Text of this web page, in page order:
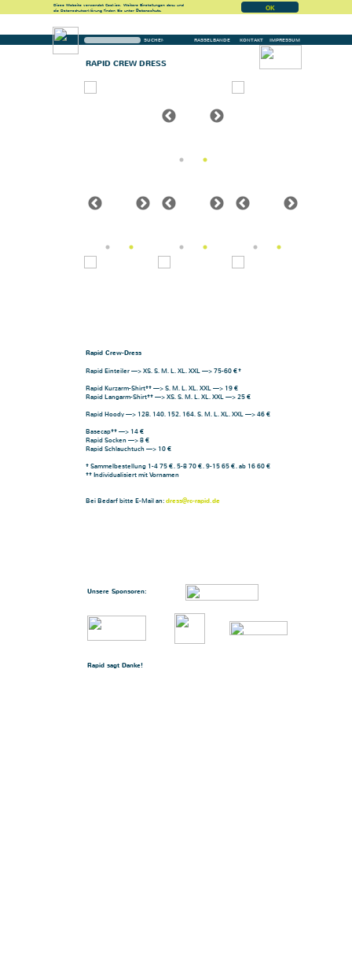
KONTAKT IMPRESSUM
RAPID CREW DRESS
Rapid Crew-Dress
Rapid Einteiler —> XS, S, M, L, XL, XXL —> 75-60 €*
Rapid Kurzarm-Shirt** —> S, M, L, XL, XXL —> 19 €
Rapid Langarm-Shirt** —> XS, S, M, L, XL, XXL —> 25 €
Rapid Hoody —> 128, 140, 152, 164, S, M, L, XL, XXL —> 46 €
Basecap** —> 14 €
Rapid Socken —> 8 €
Rapid Schlauchtuch —> 10 €
* Sammelbestellung 1-4 75 €, 5-8 70 €, 9-15 65 €, ab 16 60 €
** Individualisiert mit Vornamen
Bei Bedarf bitte E-Mail an:dress@rc-rapid.de
RASSELBANDE
Unsere Sponsoren:
Rapid sagt Danke!
Diese Website verwendet Cookies. Weitere Einstellungen dazu und
die Datenschutzerklärung finden Sie unter Datenschutz. OK